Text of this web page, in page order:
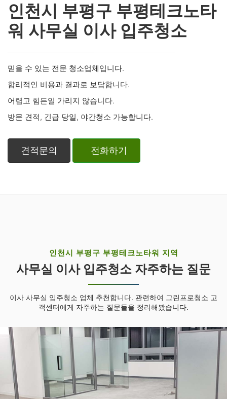
인천시 부평구 부평테크노타
워 사무실 이사 입주청소
믿을 수 있는 전문 청소업체입니다.
합리적인 비용과 결과로 보답합니다.
어렵고 힘든일 가리지 않습니다.
방문 견적, 긴급 당일, 야간청소 가능합니다.
견적문의 전화하기
인천시 부평구 부평테크노타워 지역
사무실 이사 입주청소 자주하는 질문
이사 사무실 입주청소 업체 추천합니다. 관련하여 그린프로청소 고
객센터에게 자주하는 질문들을 정리해봤습니다.